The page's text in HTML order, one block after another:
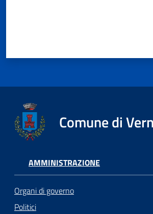
Comune di
AMMINISTRAZIONE
Organi di governo
Politici